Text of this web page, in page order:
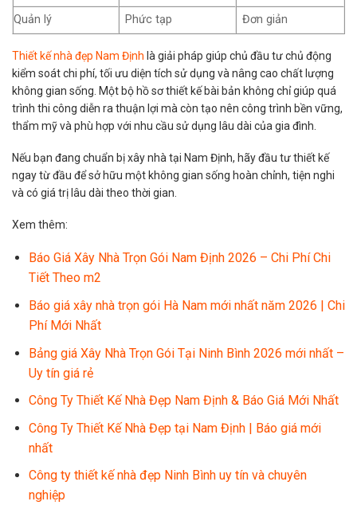
Quản lý
Phức tạp Đơn giản
Thiết kế nhà đẹp Nam Định là giải pháp giúp chủ đầu tư chủ động
kiểm soát chi phí, tối ưu diện tích sử dụng và nâng cao chất lượng
không gian sống. Một bộ hồ sơ thiết kế bài bản không chỉ giúp quá
trình thi công diễn ra thuận lợi mà còn tạo nên công trình bền vững,
thẩm mỹ và phù hợp với nhu cầu sử dụng lâu dài của gia đình.
Nếu bạn đang chuẩn bị xây nhà tại Nam Định, hãy đầu tư thiết kế
ngay từ đầu để sở hữu một không gian sống hoàn chỉnh, tiện nghi
và có giá trị lâu dài theo thời gian.
Xem thêm:
Báo Giá Xây Nhà Trọn Gói Nam Định 2026 – Chi Phí Chi
Tiết Theo m2
Báo giá xây nhà trọn gói Hà Nam mới nhất năm 2026 | Chi
Phí Mới Nhất
Bảng giá Xây Nhà Trọn Gói Tại Ninh Bình 2026 mới nhất –
Uy tín giá rẻ
Công Ty Thiết Kế Nhà Đẹp Nam Định & Báo Giá Mới Nhất
Công Ty Thiết Kế Nhà Đẹp tại Nam Định | Báo giá mới
nhất
Công ty thiết kế nhà đẹp Ninh Bình uy tín và chuyên
nghiệp